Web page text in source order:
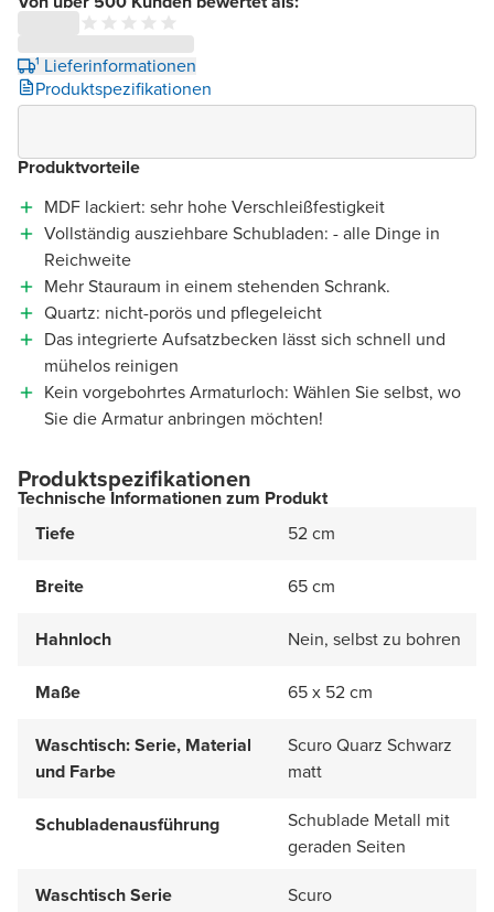
¹ Lieferinformationen
Produktspezifikationen
Produktvorteile
MDF lackiert: sehr hohe Verschleißfestigkeit
Vollständig ausziehbare Schubladen: - alle Dinge in
Reichweite
Mehr Stauraum in einem stehenden Schrank.
Quartz: nicht-porös und pflegeleicht
Das integrierte Aufsatzbecken lässt sich schnell und
mühelos reinigen
Kein vorgebohrtes Armaturloch: Wählen Sie selbst, wo
Sie die Armatur anbringen möchten!
Produktspezifikationen
Technische Informationen zum Produkt
Tiefe
52 cm
Breite 65 cm
Hahnloch Nein, selbst zu bohren
Maße 65 x 52 cm
Waschtisch: Serie, Material
und Farbe
Scuro Quarz Schwarz
matt
Schubladenausführung
Schublade Metall mit
geraden Seiten
Waschtisch Serie
Scuro